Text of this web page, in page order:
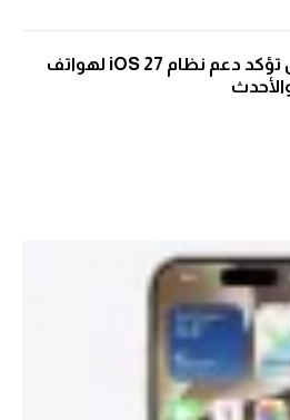
شركة أبل تؤكد دعم نظام iOS 27 لهواتف